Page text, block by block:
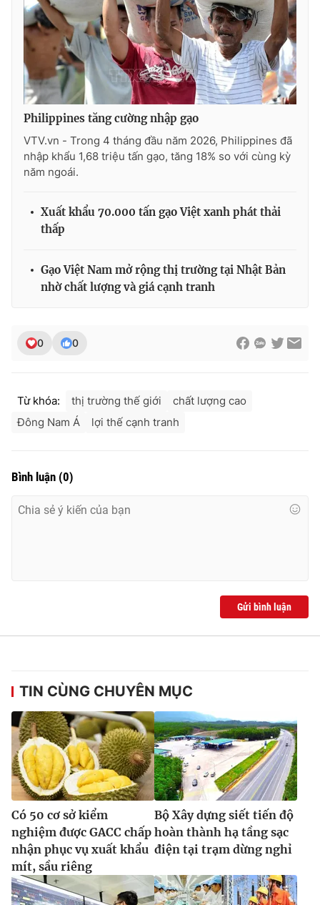
Ðiện thoại Thời báo VTV:024.66 897 897
Email:toasoan@vtv.vn
Liên hệ quảng cáo:024-7300.7108
thuận bằng văn bản. Ghi rõ nguồn VTV.vn khi phát hành lại
thông tin từ website này.
Philippines tăng cường nhập gạo
VTV.vn - Trong 4 tháng đầu năm 2026, Philippines đã
nhập khẩu 1,68 triệu tấn gạo, tăng 18% so với cùng kỳ
năm ngoái.
Xuất khẩu 70.000 tấn gạo Việt xanh phát thải
thấp
Gạo Việt Nam mở rộng thị trường tại Nhật Bản
nhờ chất lượng và giá cạnh tranh
0 0
Từ khóa: thị trường thế giới
chất lượng cao
Đông Nam Á
lợi thế cạnh tranh
Bình luận (0)
Gửi bình luận
TIN CÙNG CHUYÊN MỤC
Có 50 cơ sở kiểm
nghiệm được GACC chấp
nhận phục vụ xuất khẩu
mít, sầu riêng
Bộ Xây dựng siết tiến độ
hoàn thành hạ tầng sạc
điện tại trạm dừng nghỉ